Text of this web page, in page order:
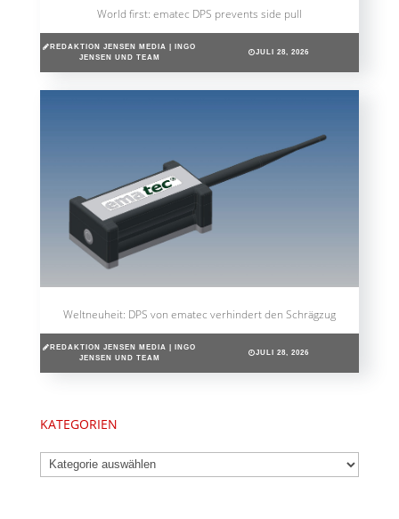
World first: ematec DPS prevents side pull
REDAKTION JENSEN MEDIA | INGO
JENSEN UND TEAM
JULI 28, 2026
Weltneuheit: DPS von ematec verhindert den Schrägzug
REDAKTION JENSEN MEDIA | INGO
JENSEN UND TEAM
JULI 28, 2026
KATEGORIEN
Kategorien